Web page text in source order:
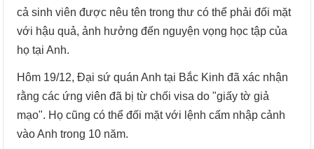
cả sinh viên được nêu tên trong thư có thể phải đối mặt
với hậu quả, ảnh hưởng đến nguyện vọng học tập của
họ tại Anh.
Hôm 19/12, Đại sứ quán Anh tại Bắc Kinh đã xác nhận
rằng các ứng viên đã bị từ chối visa do "giấy tờ giả
mạo". Họ cũng có thể đối mặt với lệnh cấm nhập cảnh
vào Anh trong 10 năm.